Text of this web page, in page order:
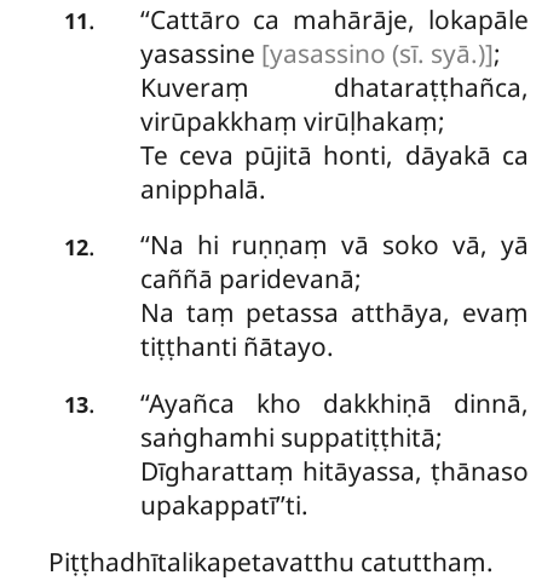
11.
‘‘Cattāro ca mahārāje, lokapāle
yasassine [yasassino (sī. syā.)];
Kuveraṃ dhataraṭṭhañca,
virūpakkhaṃ virūḷhakaṃ;
Te ceva pūjitā honti, dāyakā ca
anipphalā.
12. ‘‘Na hi ruṇṇaṃ vā soko vā, yā
caññā paridevanā;
Na taṃ petassa atthāya, evaṃ
tiṭṭhanti ñātayo.
13.
‘‘Ayañca kho dakkhiṇā dinnā,
saṅghamhi suppatiṭṭhitā;
Dīgharattaṃ hitāyassa, ṭhānaso
upakappatī’’ti.
Piṭṭhadhītalikapetavatthu catutthaṃ.